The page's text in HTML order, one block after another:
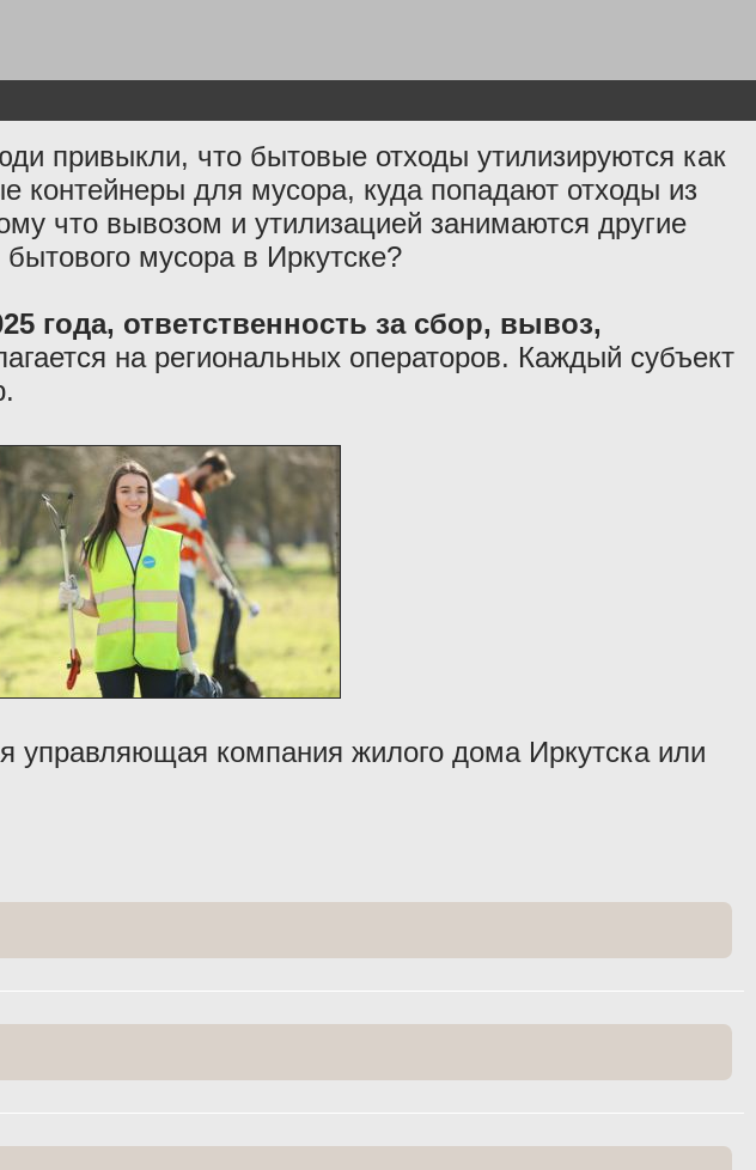
привыкли, что бытовые отходы утилизируются как
для мусора, куда попадают отходы из
что вывозом и утилизацией занимаются другие
мусора в Иркутске?
года, ответственность за сбор, вывоз,
на региональных операторов. Каждый субъект
управляющая компания жилого дома Иркутска или